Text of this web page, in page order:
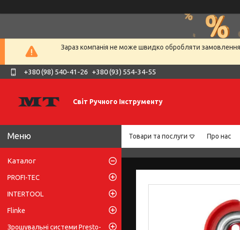
Зараз компанія не може швидко обробляти
+380 (98) 540-41-26 +380 (93) 554-34-55
Світ Ручного Інструменту
Товари та послуги Про нас
Каталог
PROFI-TEC
INTERTOOL
Flinke
Зрошувальні системи Presto-